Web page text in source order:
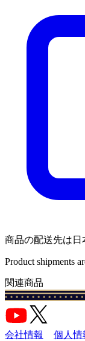
商品の配送先は日
Product shipments
関連商品
会社情報 個人情